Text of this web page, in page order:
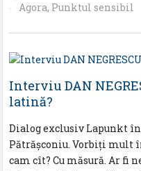
· Agora, Punktul sensibil
Interviu DAN
latină?
Dialog exclusiv Lapunkt
Pătrășconiu. Vorbiți mult
cam cît? Cu măsură. Ar fi